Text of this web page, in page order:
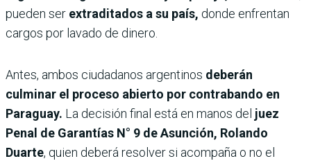
pueden ser extraditados a su país, donde enfrentan
cargos por lavado de dinero.
Antes, ambos ciudadanos argentinos deberán
culminar el proceso abierto por contrabando en
Paraguay. La decisión final está en manos del juez
Penal de Garantías N° 9 de Asunción, Rolando
Duarte, quien deberá resolver si acompaña o no el